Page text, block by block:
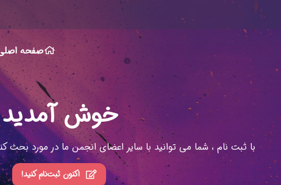
صفحه
خوش آمدید
با ثبت نام ، شما می توانید با سایر اعضای انجمن ما در مورد بحث
اکنون ثبت‌نام کنید!